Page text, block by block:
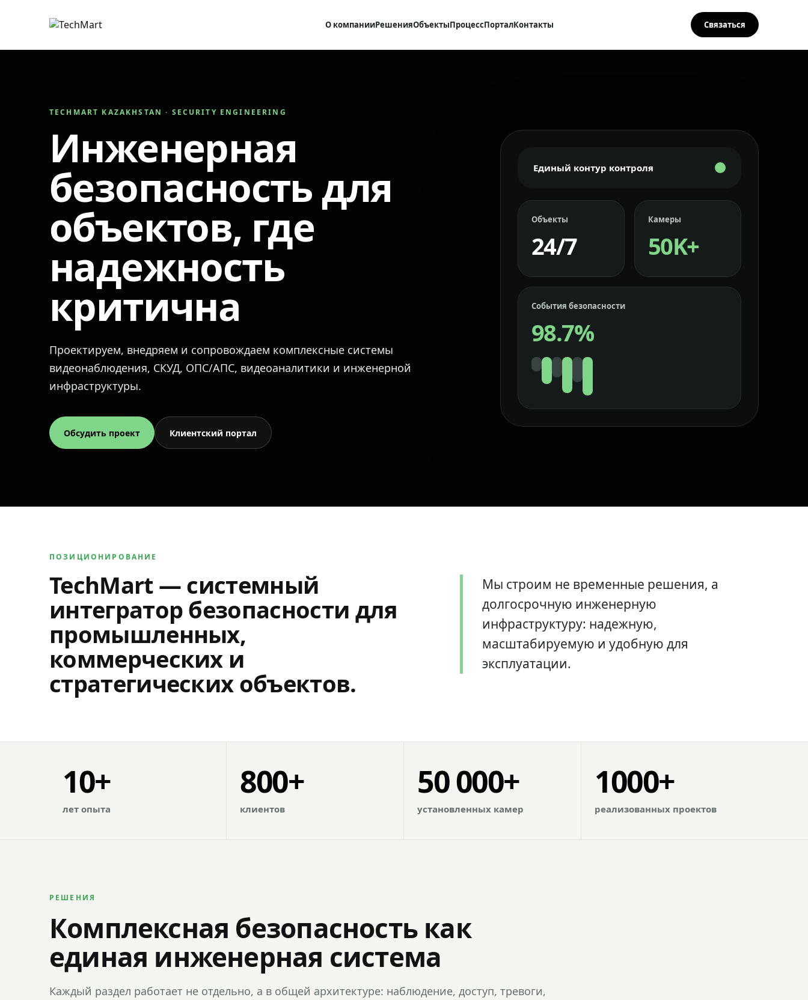
О компанииРешенияОбъектыПроцессПорталКонтакты Связаться
TECHMART KAZAKHSTAN · SECURITY ENGINEERING
Инженерная
безопасность для
объектов, где
надежность
критична
Проектируем, внедряем и сопровождаем комплексные системы
видеонаблюдения, СКУД, ОПС/АПС, видеоаналитики и инженерной
инфраструктуры.
Обсудить проект Клиентский портал
Единый контур контроля
Объекты
24/7
Камеры
50K+
События безопасности
98.7%
ПОЗИЦИОНИРОВАНИЕ
TechMart — системный
интегратор безопасности для
промышленных,
коммерческих и
стратегических объектов.
Мы строим не временные решения, а
долгосрочную инженерную
инфраструктуру: надежную,
масштабируемую и удобную для
эксплуатации.
10+
лет опыта
800+
клиентов
50 000+
установленных камер
1000+
реализованных проектов
РЕШЕНИЯ
Комплексная безопасность как
единая инженерная система
Каждый раздел работает не отдельно, а в общей архитектуре: наблюдение, доступ, тревоги,